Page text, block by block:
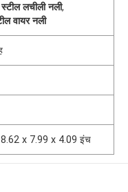
लचीली नली,
वायर नली
x 7.99 x 4.09 इंच